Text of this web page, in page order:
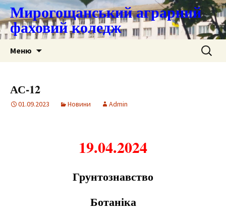
Мирогощанський аграрний
фаховий коледж
Меню Пошук:
АС-12
01.09.2023 Новини Admin
19.04.2024
Грунтознавство
Ботаніка